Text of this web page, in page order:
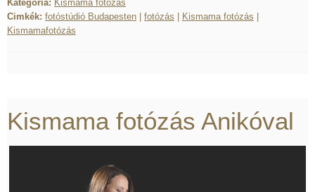
Kategória: Kismama fotózás
Cimkék: fotóstúdió Budapesten fotózás Kismama fotózás
Kismamafotózás
Kismama fotózás Anikóval